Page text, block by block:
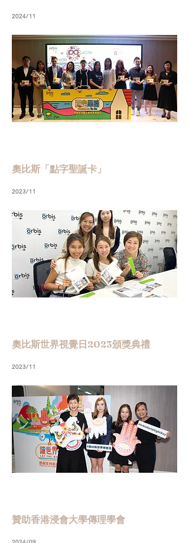
2024/11
奧比斯「點字聖誕卡」
2023/11
奧比斯世界視覺日2023頒獎典禮
2023/11
贊助香港浸會大學傳理學會